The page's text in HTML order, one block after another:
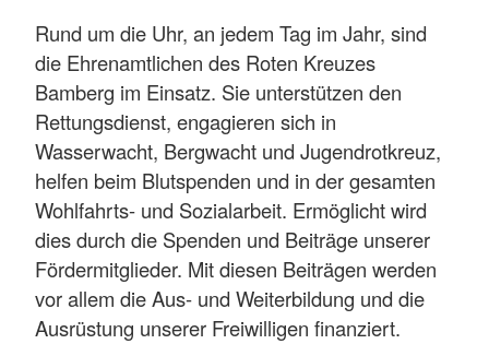
Rund um die Uhr, an jedem Tag im Jahr, sind
die Ehrenamtlichen des Roten Kreuzes
Bamberg im Einsatz. Sie unterstützen den
Rettungsdienst, engagieren sich in
Wasserwacht, Bergwacht und Jugendrotkreuz,
helfen beim Blutspenden und in der gesamten
Wohlfahrts- und Sozialarbeit. Ermöglicht wird
dies durch die Spenden und Beiträge unserer
Fördermitglieder. Mit diesen Beiträgen werden
vor allem die Aus- und Weiterbildung und die
Ausrüstung unserer Freiwilligen finanziert.